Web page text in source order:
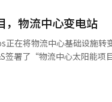
限制。企业需要提前管理
辑。
统。这种结构被视为将物
力的生产、消费和移动。
和冷冻仓库的高运营比例
导致电力成本不断增加。
了电力需求。在这种结构
，物流中心变电站
在将物流中心基础设施转
签署了“物流中心太阳能
太阳能设施的投资、设计